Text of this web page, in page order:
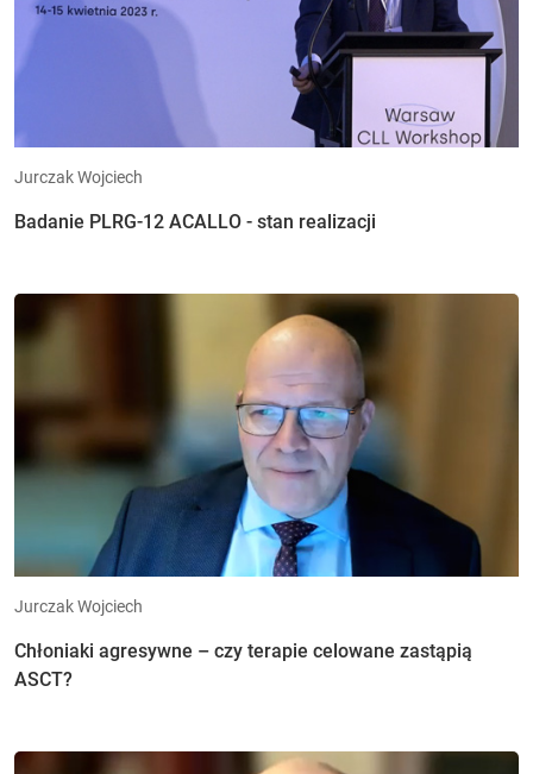
Jurczak Wojciech
Badanie PLRG-12 ACALLO - stan realizacji
Jurczak Wojciech
Chłoniaki agresywne – czy terapie celowane zastąpią
ASCT?